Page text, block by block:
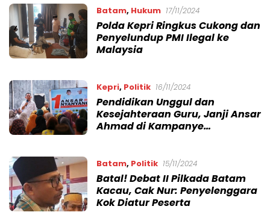
Batam, Hukum 17/11/2024
Polda Kepri Ringkus Cukong dan
Penyelundup PMI Ilegal ke
Malaysia
Kepri, Politik 16/11/2024
Pendidikan Unggul dan
Kesejahteraan Guru, Janji Ansar
Ahmad di Kampanye
Batam, Politik 15/11/2024
Batal! Debat II Pilkada Batam
Kacau, Cak Nur: Penyelenggara
Kok Diatur Peserta